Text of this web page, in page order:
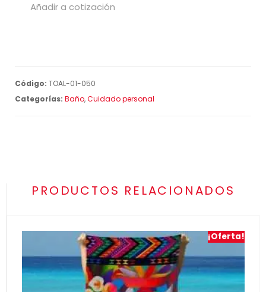
Añadir a cotización
Código: TOAL-01-050
Categorías: Baño,Cuidado personal
PRODUCTOS RELACIONADOS
¡Oferta!